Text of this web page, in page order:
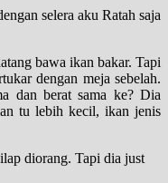
selera aku Ratah saja
bawa ikan bakar. Tapi
dengan meja sebelah.
dan berat sama ke? Dia
tu lebih kecil, ikan jenis
diorang. Tapi dia just